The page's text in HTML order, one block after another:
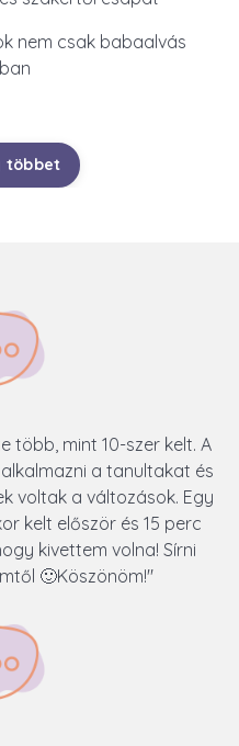
nem csak babaalvás
többet
több, mint 10-szer kelt. A
a tanultakat és
voltak a változások. Egy
kelt először és 15 perc
kivettem volna! Sírni
🙂Köszönöm!"